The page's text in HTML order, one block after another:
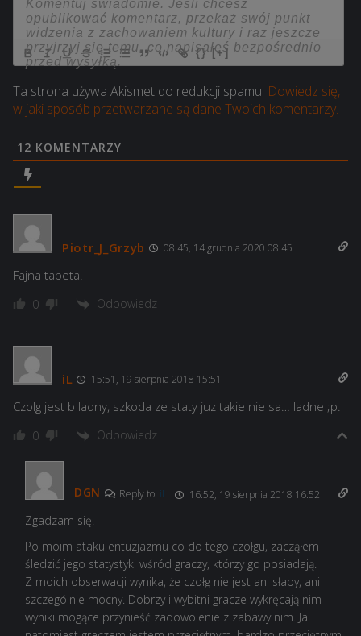
{} [+]
Ta strona używa Akismet do redukcji spamu. Dowiedz się,
w jaki sposób przetwarzane są dane Twoich komentarzy.
12 KOMENTARZY
Piotr_J_Grzyb 08:45, 14 grudnia 2020 08:45
Fajna tapeta.
0 Odpowiedz
iL 15:51, 19 sierpnia 2018 15:51
Czolg jest b ladny, szkoda ze staty juz takie nie sa… ladne ;p.
0 Odpowiedz
DGN Reply to iL 16:52, 19 sierpnia 2018 16:52
Zgadzam się.
Po moim ataku entuzjazmu co do tego czołgu, zacząłem
śledzić jego statystyki wśród graczy, którzy go posiadają.
Z moich obserwacji wynika, że czołg nie jest ani słaby, ani
szczególnie mocny. Dobrzy i wybitni gracze wykręcają nim
wyniki mogące przynieść zadowolenie z zabawy nim. Ja